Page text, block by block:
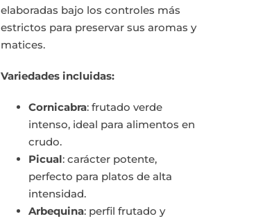
elaboradas bajo los controles más
estrictos para preservar sus aromas y
matices.
Variedades incluidas:
Cornicabra: frutado verde
intenso, ideal para alimentos en
crudo.
Picual: carácter potente,
perfecto para platos de alta
intensidad.
Arbequina: perfil frutado y